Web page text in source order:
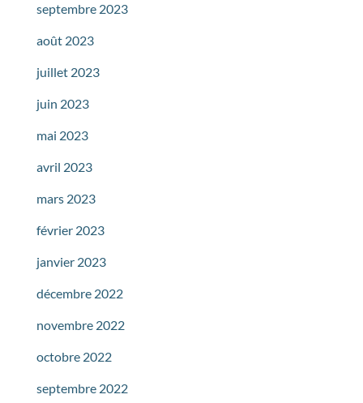
septembre 2023
août 2023
juillet 2023
juin 2023
mai 2023
avril 2023
mars 2023
février 2023
janvier 2023
décembre 2022
novembre 2022
octobre 2022
septembre 2022